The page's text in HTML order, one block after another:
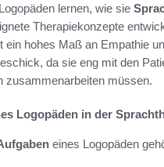
lernen, wie sie
Therapiekonzepte
ein hohes Maß an Empathie
da sie eng mit den
zusammenarbeiten müssen.
Logopäden in der
eines Logopäden